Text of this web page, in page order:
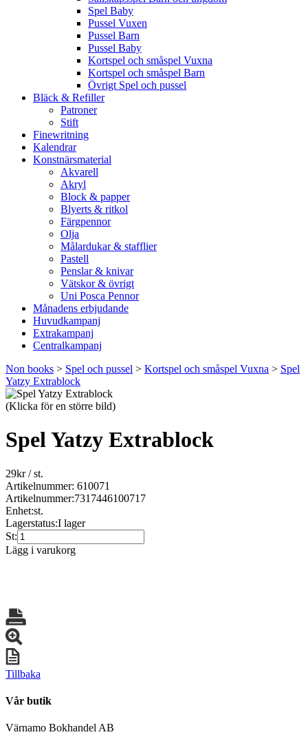
Spel Baby
Pussel Vuxen
Pussel Barn
Pussel Baby
Kortspel och småspel Vuxna
Kortspel och småspel Barn
Övrigt Spel och pussel
Bläck & Refiller
Patroner
Stift
Finewritning
Kalendrar
Konstnärsmaterial
Akvarell
Akryl
Block & papper
Blyerts & ritkol
Färgpennor
Olja
Målardukar & stafflier
Pastell
Penslar & knivar
Vätskor & övrigt
Uni Posca Pennor
Månadens erbjudande
Huvudkampanj
Extrakampanj
Centralkampanj
Non books > Spel och pussel > Kortspel och småspel Vuxna > Spel
Yatzy Extrablock
(Klicka för en större bild)
Spel Yatzy Extrablock
29kr/ st.
Artikelnummer: 610071
Artikelnummer:7317446100717
Enhet:st.
Lagerstatus:I lager
St:
Lägg i varukorg
Tillbaka
Vår butik
Värnamo Bokhandel AB